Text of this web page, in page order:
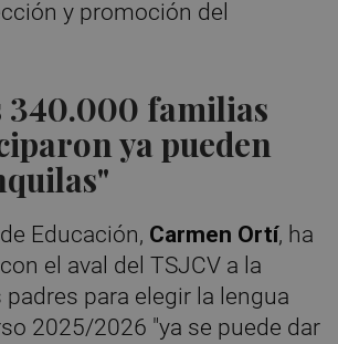
y promoción del
340.000 familias
ya pueden
Educación, Carmen Ortí, ha
el aval del TSJCV a la
para elegir la lengua
2025/2026 "ya se puede dar